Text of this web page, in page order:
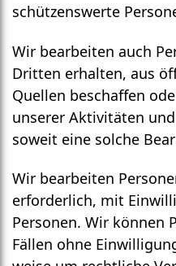
schützens­werte
Wir bearbeiten auch
Dritten erhalten, aus
Quellen beschaffen
unserer Aktivitäten
soweit eine solche
Wir bearbeiten
erforderlich, mit
Personen. Wir können
Fällen ohne